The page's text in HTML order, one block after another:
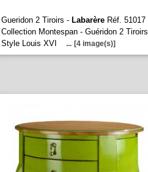
Gueridon 2 Tiroirs - Labarère Réf. 51017
Collection Montespan - Guéridon 2 Tiroirs
Style Louis XVI
... [4 image(s)]